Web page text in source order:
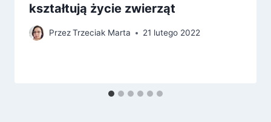
kształtują życie zwierząt
PrzezTrzeciak Marta 21 lutego 2022